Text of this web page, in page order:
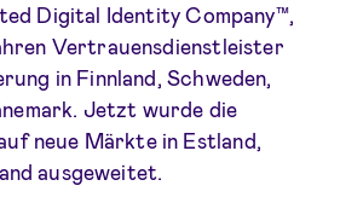
Digital Identity Company™,
Vertrauensdienstleister
in Finnland, Schweden,
Jetzt wurde die
neue Märkte in Estland,
ausgeweitet.